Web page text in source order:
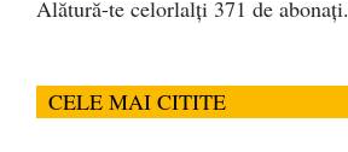
Alătură-te celorlalți 371 de abonați.
CELE MAI CITITE